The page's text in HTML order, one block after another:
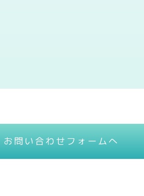
お問い合わせフォームへ